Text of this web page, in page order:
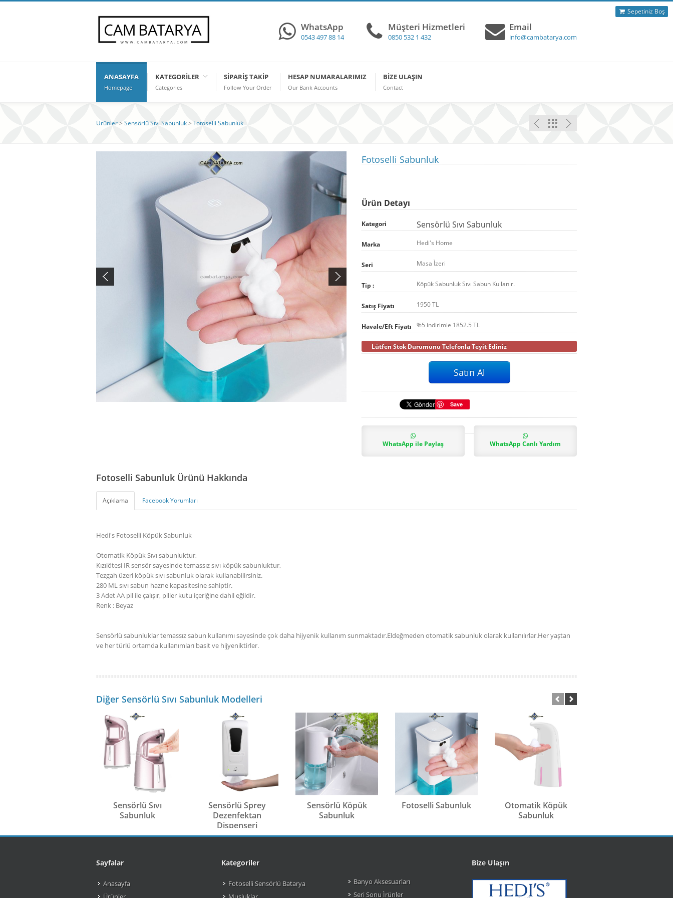
Sepetiniz Boş
WhatsApp
0543 497 88 14
Müşteri Hizmetleri
0850 532 1 432
Email
info@cambatarya.com
ANASAYFA
Homepage
KATEGORILER
Categories
SIPARIŞ TAKIP
Follow Your Order
HESAP NUMARALARIMIZ
Our Bank Accounts
BIZE ULAŞIN
Contact
Ürünler> Sensörlü Sıvı Sabunluk> Fotoselli Sabunluk
Fotoselli Sabunluk
Ürün Detayı
Kategori Sensörlü Sıvı Sabunluk
Marka Hedi's Home
Seri Masa Ìzeri
Tip : Köpük Sabunluk Sıvı Sabun Kullanır.
Satış Fiyatı 1950 TL
Havale/Eft Fiyatı %5 indirimle 1852.5 TL
Lütfen Stok Durumunu Telefonla Teyit Ediniz
Save
WhatsApp ile Paylaş WhatsApp Canlı Yardım
Fotoselli Sabunluk Ürünü Hakkında
Açıklama Facebook Yorumları
Hedi's Fotoselli Köpük Sabunluk
Otomatik Köpük Sıvı sabunluktur,
Kızılötesi IR sensör sayesinde temassız sıvı köpük sabunluktur,
Tezgah üzeri köpük sıvı sabunluk olarak kullanabilirsiniz.
280 ML sıvı sabun hazne kapasitesine sahiptir.
3 Adet AA pil ile çalışır, piller kutu içeriğine dahil eğildir.
Renk : Beyaz
Sensörlü sabunluklar temassız sabun kullanımı sayesinde çok daha hijyenik kullanım sunmaktadır.Eldeğmeden otomatik sabunluk olarak kullanılırlar.Her yaştan
ve her türlü ortamda kullanımları basit ve hijyeniktirler.
Diğer Sensörlü Sıvı Sabunluk Modelleri
Sensörlü Sıvı
Sabunluk
Sensörlü Sprey
Dezenfektan
Dispenseri
Sensörlü Köpük
Sabunluk
Fotoselli Sabunluk
Otomatik Köpük
Sabunluk
Sayfalar
Anasayfa
Kategoriler
Fotoselli Sensörlü Batarya
Banyo Aksesuarları
Seri Sonu Ìrünler
Bize Ulaşın